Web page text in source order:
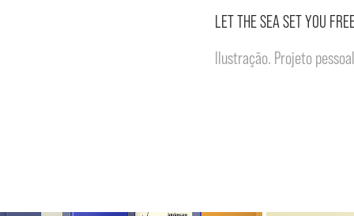
LET THE SEA SET YOU
Ilustração. Projeto